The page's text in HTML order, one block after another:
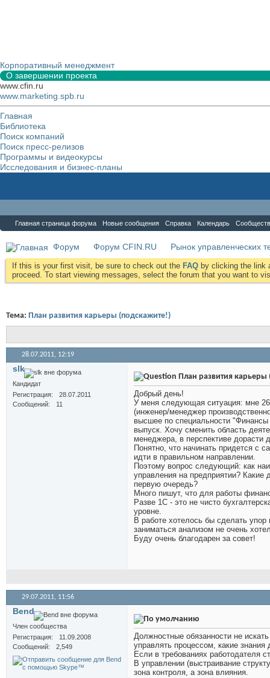
Корпоративный менеджмент
О завершении проекта
www.cfin.ru
www.marketing.spb.ru
Главная
Библиотека
Поиск компаний
Поиск пресс-релизов
Программы и видеокурсы
Исследования и бизнес-планы
Главная страница форума Новые сообщения Справка Календарь
Форум Форум CFIN.RU Рынок управленческих
If this is your first visit, be sure to check out the FAQ by clicking the link
proceed. To start viewing messages, select the forum that you want to
Тема: План развития карьеры (подскажите!)
28.07.2011, 12:19
slk
Кандидат
Регистрация
28.07.2011
Сообщений
11
План развития карьеры
Добрый день!
У меня следующая ситуация: мне 26
(инженер/менеджер
высшее по специальности
выпуск. Хочу сменить область
менеджера, в перспективе дорасти
Понятно, что начинать придется с
идти в правильном направлении.
Поэтому вопрос следующий: как
управления на предприятии? Какие
первую очередь?
Много пишут, что для работы
Разве 1С - это не чисто
уровне.
В работе хотелось бы сделать
заниматься анализом не очень
Буду очень благодарен за совет!
29.07.2011, 11:56
Bend
Член сообщества
Регистрация
11.09.2008
Сообщений
2,549
Должностные обязанности не
управлять процессом, какие знания
Если в требованиях работодателя
В управлении (выстраивание
зона контроля, а зона влияния.